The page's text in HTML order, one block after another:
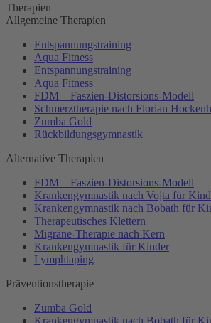
Therapien
Allgemeine Therapien
Entspannungstraining
Aqua Fitness
Entspannungstraining
Aqua Fitness
FDM – Faszien-Distorsions-Modell
Schmerztherapie nach Florian
Zumba Gold
Rückbildungsgymnastik
Alternative Therapien
FDM – Faszien-Distorsions-Modell
Krankengymnastik nach Vojta für
Krankengymnastik nach Bobath für
Therapeutisches Klettern
Migräne-Therapie nach Kern
Krankengymnastik für Kinder
Lymphtaping
Präventionstherapie
Zumba Gold
Krankengymnastik nach Bobath für